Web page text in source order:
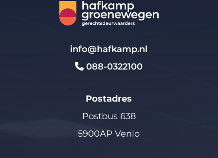
info@hafkamp.nl
088-0322100
Postadres
Postbus 638
5900AP Venlo